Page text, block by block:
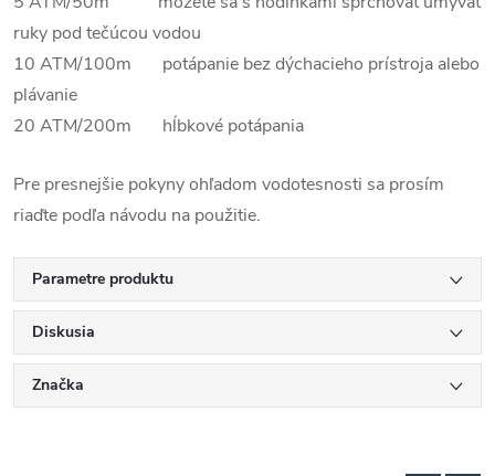
ruky pod tečúcou vodou
10 ATM/100m potápanie bez dýchacieho prístroja alebo
plávanie
20 ATM/200m hĺbkové potápania
Pre presnejšie pokyny ohľadom vodotesnosti sa prosím
riaďte podľa návodu na použitie.
Parametre produktu
Diskusia
Značka